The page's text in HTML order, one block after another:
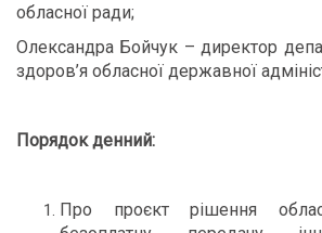
обласної ради;
Олександра Бойчук – директор
здоров’я обласної державної
Порядок денний:
Про проєкт рішення